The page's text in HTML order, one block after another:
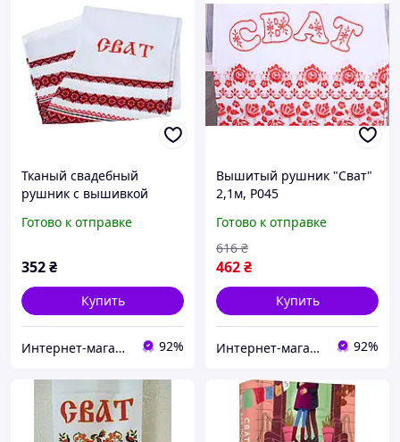
Тканый свадебный
рушник с вышивкой
Готово к отправке
352₴
Купить
Интернет-магазин "Патриотика" 92%
Вышитый рушник "Сват"
2,1м, Р045
Готово к отправке
462₴
616 ₴
Купить
Интернет-магазин "Патриотика" 92%